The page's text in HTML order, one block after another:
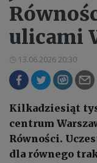
ulicami
13.06.2026 20:30
Kilkadziesiąt
centrum
Równości.
dla równego